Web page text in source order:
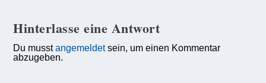
Hinterlasse eine Antwort
Du musstangemeldetsein, um einen Kommentar
abzugeben.